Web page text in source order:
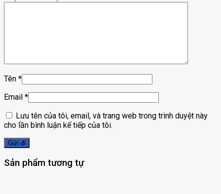
Tên *
Email *
Lưu tên của tôi, email, và trang web trong trình duyệt này
cho lần bình luận kế tiếp của tôi.
Sản phẩm tương tự